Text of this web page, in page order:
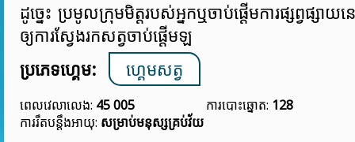
ដូច្នេះ ប្រមូលក្រុមមិត្តរបស់អ្នកឬចាប់ផ្តើមការផ្សព្វផ្សា
ឲ្យការស្វែងរកសត្វចាប់ផ្តើមឡ
ប្រភេទហ្គេម:
ហ្គេមសត្វ
ពេលវេលាលេង: 45 005 ការបោះឆ្នោត: 128
ការរឹតបន្តឹងអាយុ: សម្រាប់មនុស្សគ្រប់វ័យ